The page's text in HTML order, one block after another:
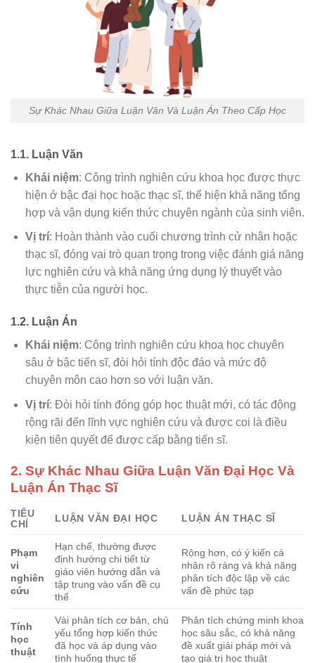
Sự Khác Nhau Giữa Luận Văn Và Luận Án Theo Cấp Học
1.1. Luận Văn
Khái niệm: Công trình nghiên cứu khoa học được thực
hiện ở bậc đại học hoặc thạc sĩ, thể hiện khả năng tổng
hợp và vận dụng kiến thức chuyên ngành của sinh viên.
Vị trí: Hoàn thành vào cuối chương trình cử nhân hoặc
thạc sĩ, đóng vai trò quan trọng trong việc đánh giá năng
lực nghiên cứu và khả năng ứng dụng lý thuyết vào
thực tiễn của người học.
1.2. Luận Án
Khái niệm: Công trình nghiên cứu khoa học chuyên
sâu ở bậc tiến sĩ, đòi hỏi tính độc đáo và mức độ
chuyên môn cao hơn so với luận văn.
Vị trí: Đòi hỏi tính đóng góp học thuật mới, có tác động
rộng rãi đến lĩnh vực nghiên cứu và được coi là điều
kiện tiên quyết để được cấp bằng tiến sĩ.
2. Sự Khác Nhau Giữa Luận Văn Đại Học Và
Luận Án Thạc Sĩ
TIÊU
CHÍ
LUẬN VĂN ĐẠI HỌC LUẬN ÁN THẠC SĨ
Phạm
vi
nghiên
cứu
Hạn chế, thường được
định hướng chi tiết từ
giáo viên hướng dẫn và
tập trung vào vấn đề cụ
thể
Rộng hơn, có ý kiến cá
nhân rõ ràng và khả năng
phân tích độc lập về các
vấn đề phức tạp
Tính
học
thuật
Vài phân tích cơ bản, chủ
yếu tổng hợp kiến thức
đã học và áp dụng vào
tình huống thực tế
Phân tích chứng minh khoa
học sâu sắc, có khả năng
đề xuất giải pháp mới và
tạo giá trị học thuật